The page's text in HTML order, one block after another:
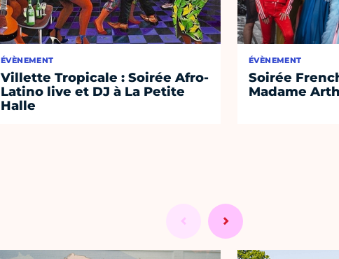
ÉVÈNEMENT
Villette Tropicale : Soirée Afro-
Latino live et DJ à La Petite
Halle
ÉVÈNEMENT
Soirée
Madame